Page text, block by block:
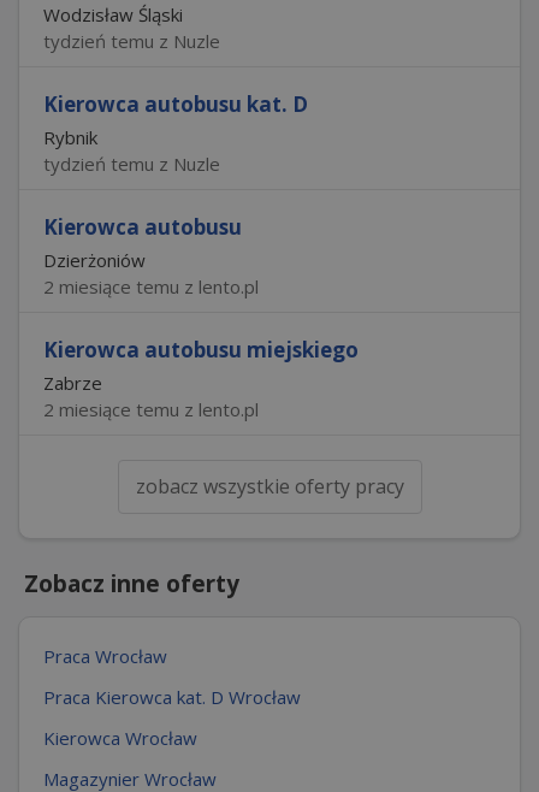
Wodzisław Śląski
tydzień temu z Nuzle
Kierowca autobusu kat. D
Rybnik
tydzień temu z Nuzle
Kierowca autobusu
Dzierżoniów
2 miesiące temu z lento.pl
Kierowca autobusu miejskiego
Zabrze
2 miesiące temu z lento.pl
zobacz wszystkie oferty pracy
Zobacz inne oferty
Praca Wrocław
Praca Kierowca kat. D Wrocław
Kierowca Wrocław
Magazynier Wrocław